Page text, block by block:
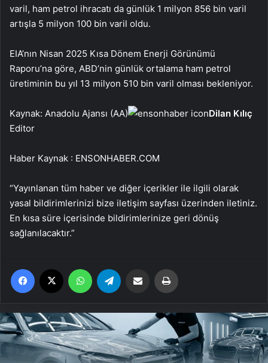
varil, ham petrol ihracatı da günlük 1 milyon 856 bin varil
artışla 5 milyon 100 bin varil oldu.
EIA’nın Nisan 2025 Kısa Dönem Enerji Görünümü
Raporu’na göre, ABD’nin günlük ortalama ham petrol
üretiminin bu yıl 13 milyon 510 bin varil olması bekleniyor.
Kaynak: Anadolu Ajansı (AA)
Dilan Kılıç
Editor
Haber Kaynak : ENSONHABER.COM
“Yayınlanan tüm haber ve diğer içerikler ile ilgili olarak
yasal bildirimlerinizi bize iletişim sayfası üzerinden iletiniz.
En kısa süre içerisinde bildirimlerinize geri dönüş
sağlanılacaktır.”
Facebook WhatsApp Email'den paylaş